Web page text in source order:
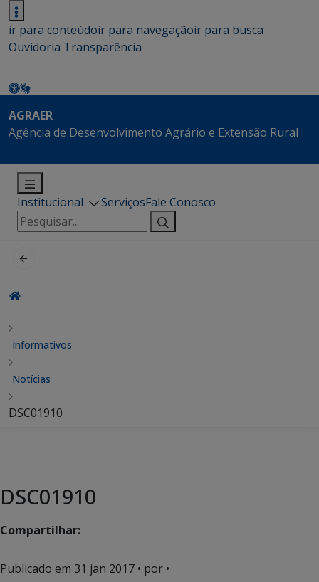
ir para conteúdoir para navegaçãoir para busca
Ouvidoria Transparência
AGRAER
Agência de Desenvolvimento Agrário e Extensão Rural
Institucional ServiçosFale Conosco
Pesquisar
por:
Informativos
Notícias
DSC01910
DSC01910
Compartilhar:
Publicado em 31 jan 2017 • por •